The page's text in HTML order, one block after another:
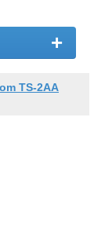
TS-2AA